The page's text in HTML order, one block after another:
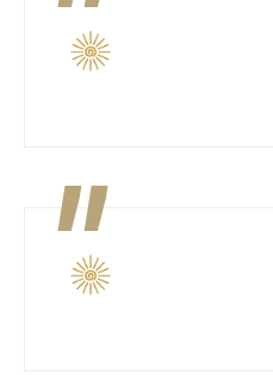
"